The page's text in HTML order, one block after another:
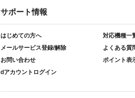
サポート情報
はじめての方へ
対応機種一
メールサービス登録/解除
よくある質
お問い合わせ
ポイント表
dアカウントログイン